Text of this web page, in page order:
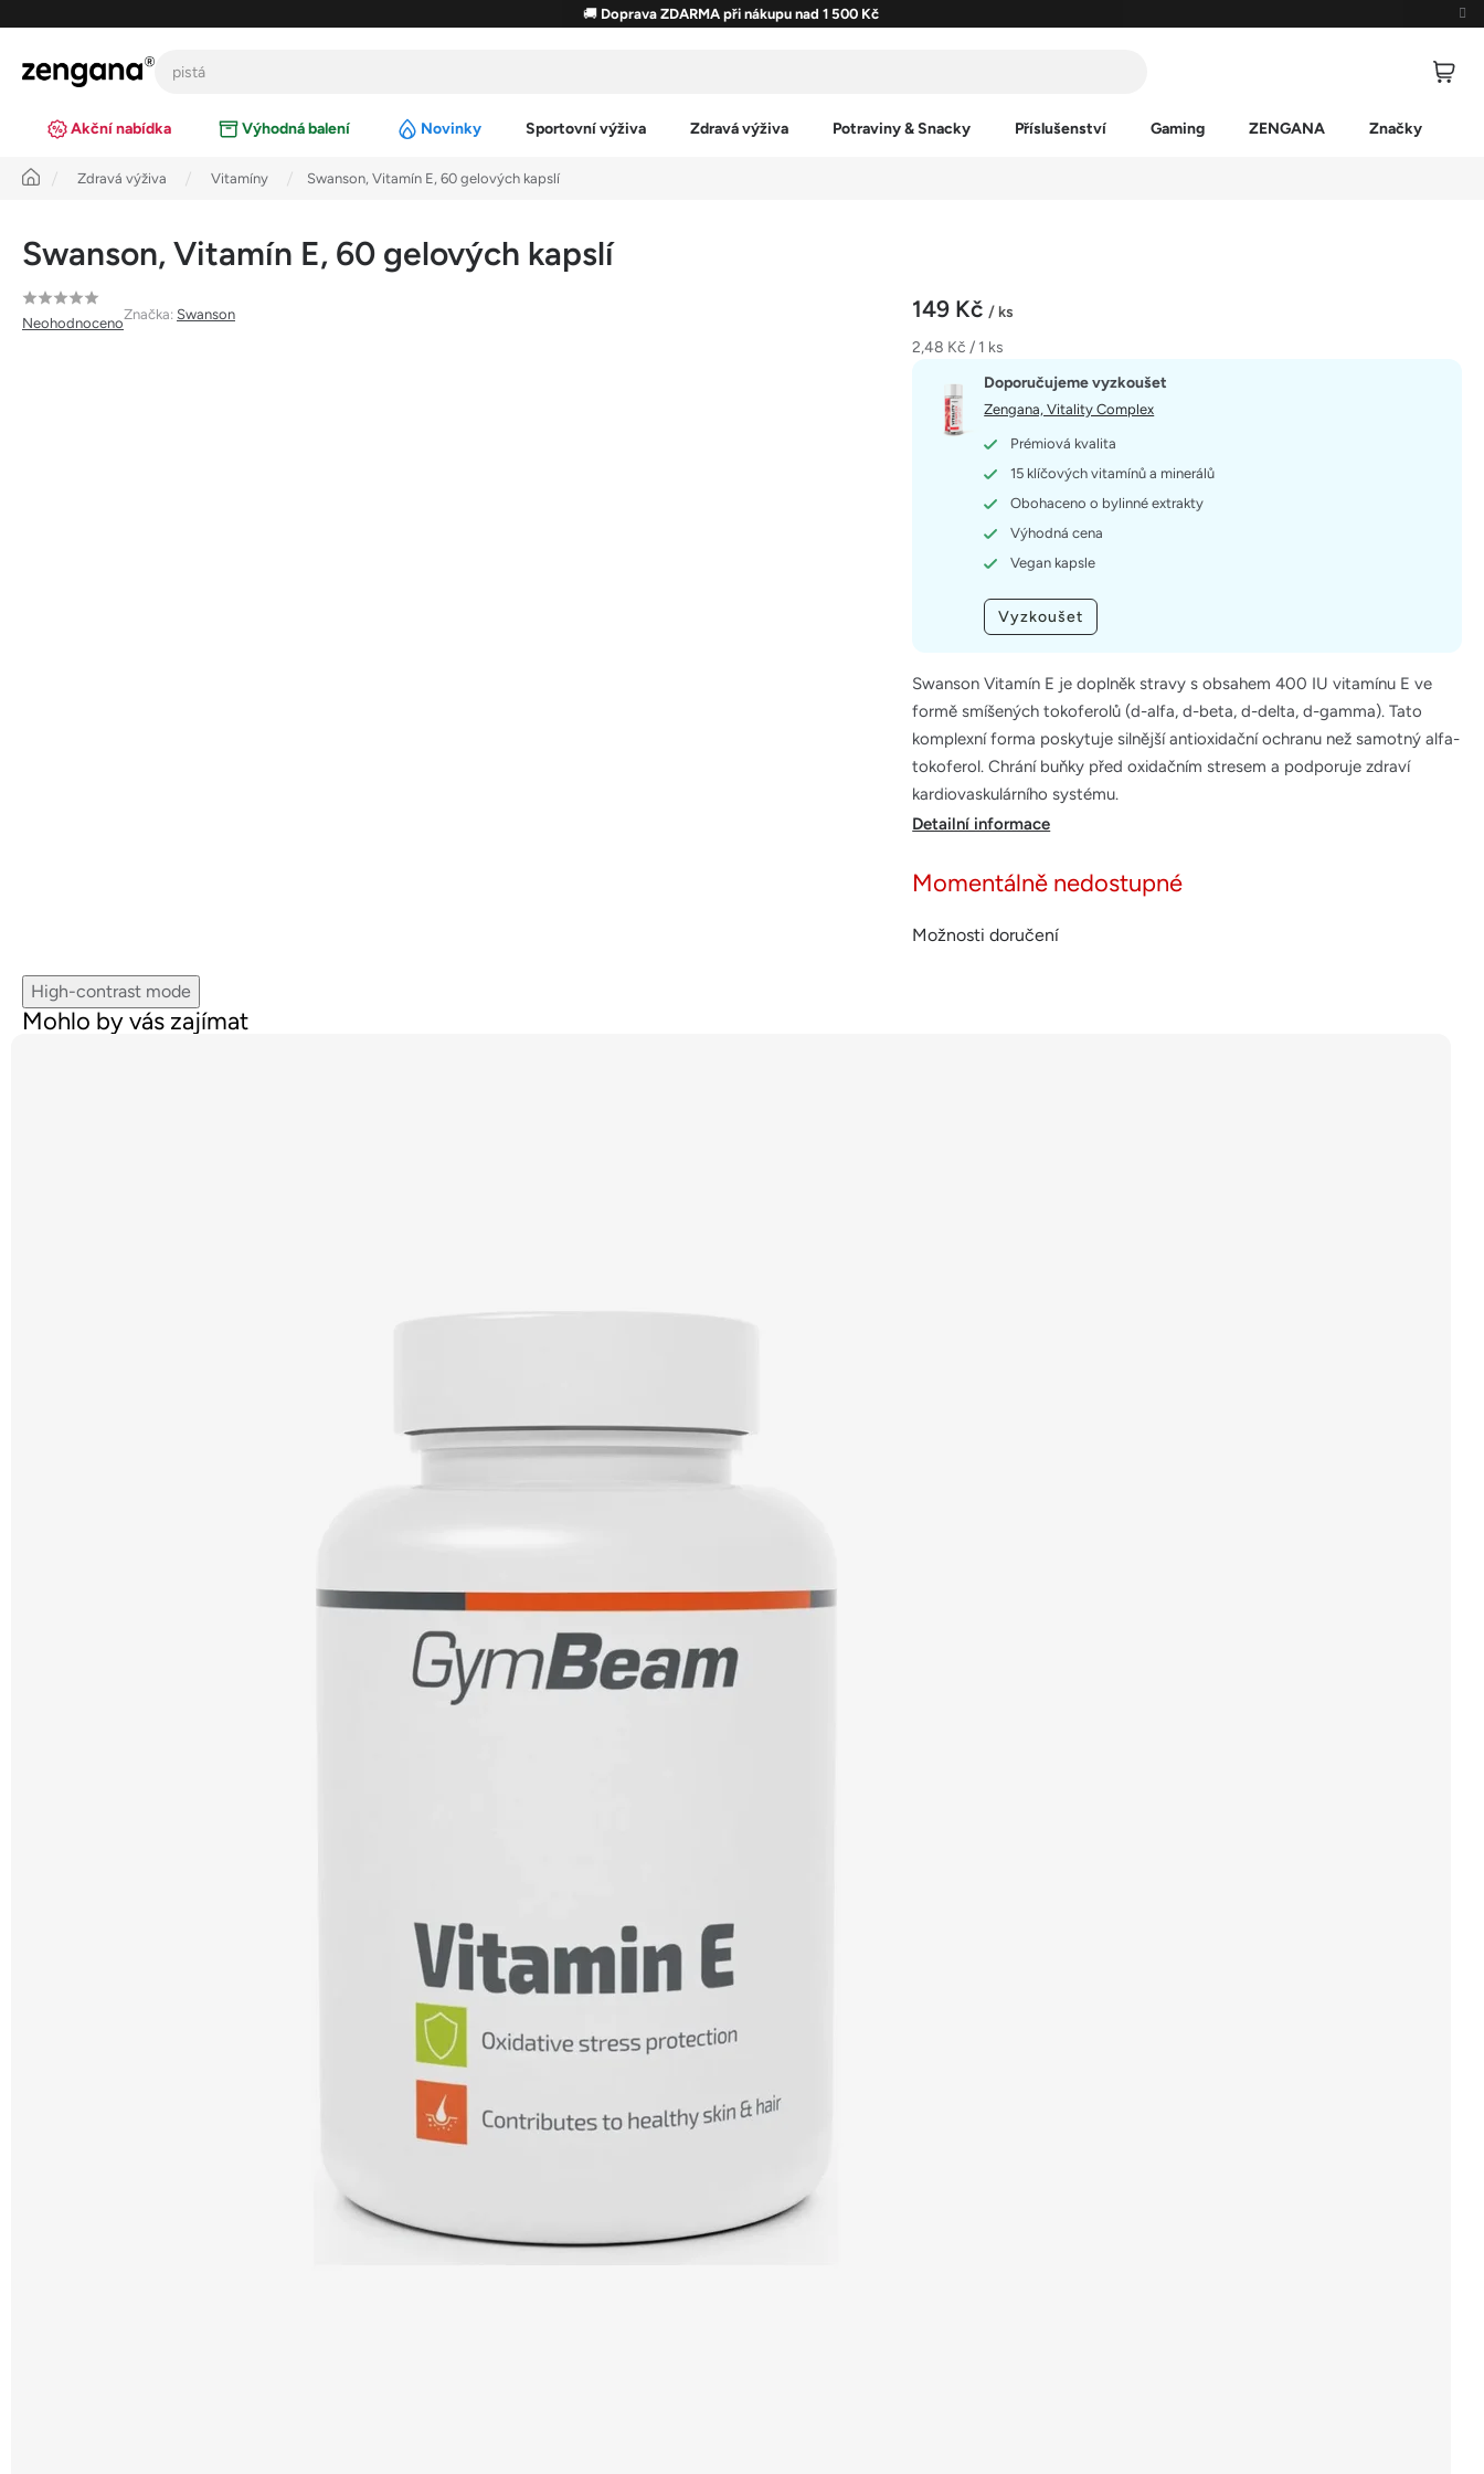
obsah
🚚 Doprava ZDARMA při nákupu nad 1 500 Kč
Akční nabídka Výhodná balení Novinky Sportovní výživa Zdravá výživa Potraviny & Snacky Příslušenství Gaming ZENGANA Značky
Úvod Zdravá výživa Vitamíny Swanson, Vitamín E, 60 gelových kapslí
Swanson, Vitamín E, 60 gelových kapslí
Průměrné
hodnocení
Neohodnoceno
Značka: Swanson 149 Kč/ ks
Měrná
2,48 Kč / 1 ks
Momentálně nedostupné
Možnosti doručení
Swanson Vitamín E je doplněk stravy s obsahem 400 IU vitamínu E ve
formě smíšených tokoferolů (d-alfa, d-beta, d-delta, d-gamma). Tato
komplexní forma poskytuje silnější antioxidační ochranu než samotný alfa-
tokoferol. Chrání buňky před oxidačním stresem a podporuje zdraví
kardiovaskulárního systému.
Doporučujeme vyzkoušet
Zengana, Vitality Complex
Prémiová kvalita
15 klíčových vitamínů a minerálů
Obohaceno o bylinné extrakty
Výhodná cena
Vegan kapsle
Vyzkoušet
Detailní informace
High-contrast mode
Mohlo by vás zajímat